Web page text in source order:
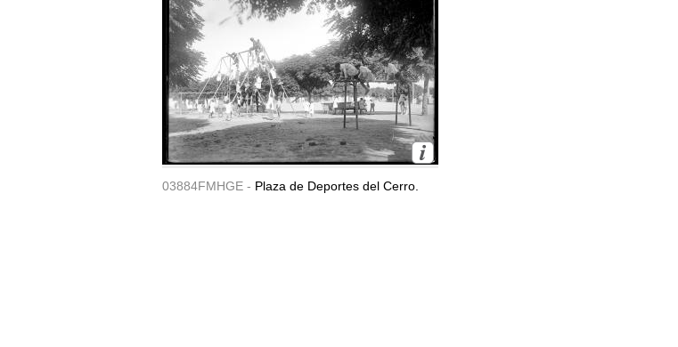
03884FMHGE - Plaza de Deportes del Cerro.